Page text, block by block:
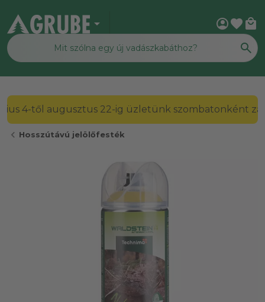
arrow_drop_down account_circlefavorite local_mall
2026. július 4-től augusztus 22-ig üzletünk
chevron_left Hosszútávú jelölőfesték